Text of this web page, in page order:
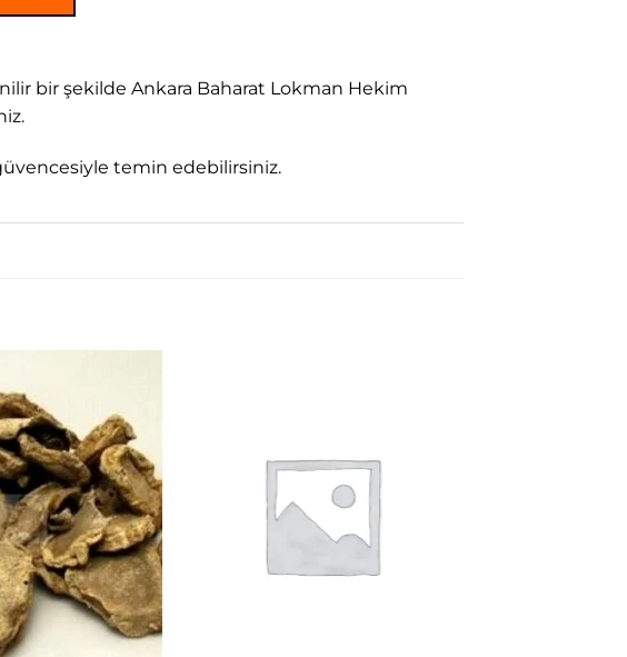
bir şekilde Ankara Baharat Lokman Hekim
temin edebilirsiniz.